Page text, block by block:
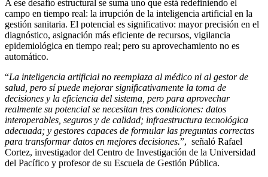
A ese desafío estructural se suma uno que está redefiniendo el
campo en tiempo real: la irrupción de la inteligencia artificial en la
gestión sanitaria. El potencial es significativo: mayor precisión en el
diagnóstico, asignación más eficiente de recursos, vigilancia
epidemiológica en tiempo real; pero su aprovechamiento no es
automático.
“La inteligencia artificial no reemplaza al médico ni al gestor de
salud, pero sí puede mejorar significativamente la toma de
decisiones y la eficiencia del sistema, pero para aprovechar
realmente su potencial se necesitan tres condiciones: datos
interoperables, seguros y de calidad; infraestructura tecnológica
adecuada; y gestores capaces de formular las preguntas correctas
para transformar datos en mejores decisiones.”, señaló Rafael
Cortez, investigador del Centro de Investigación de la Universidad
del Pacífico y profesor de su Escuela de Gestión Pública.